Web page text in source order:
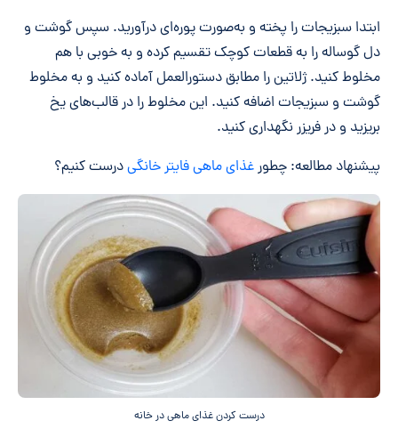
ابتدا سبزیجات را پخته و به‌صورت پوره‌ای درآورید. سپس گوشت و
دل گوساله را به قطعات کوچک تقسیم کرده و به خوبی با هم
مخلوط کنید. ژلاتین را مطابق دستورالعمل آماده کنید و به مخلوط
گوشت و سبزیجات اضافه کنید. این مخلوط را در قالب‌های یخ
بریزید و در فریزر نگهداری کنید.
پیشنهاد مطالعه: چطورغذای ماهی فایتر خانگیدرست کنیم؟
درست کردن غذای ماهی در خانه